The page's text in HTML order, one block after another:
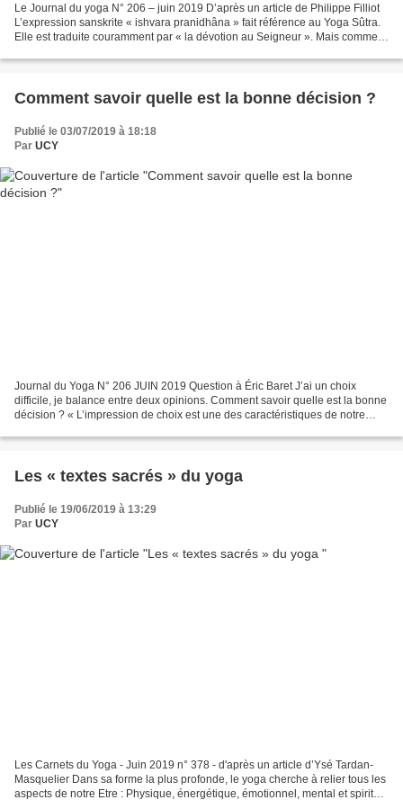
Le Journal du yoga N° 206 – juin 2019 D’après un article de Philippe Filliot
L’expression sanskrite « ishvara pranidhâna » fait référence au Yoga Sûtra.
Elle est traduite couramment par « la dévotion au Seigneur ». Mais comment
Comment savoir quelle est la bonne décision ?
Publié le 03/07/2019 à 18:18
Par UCY
Journal du Yoga N° 206 JUIN 2019 Question à Éric Baret J’ai un choix
difficile, je balance entre deux opinions. Comment savoir quelle est la bonne
décision ? « L’impression de choix est une des caractéristiques de notre
Les « textes sacrés » du yoga
Publié le 19/06/2019 à 13:29
Par UCY
Les Carnets du Yoga - Juin 2019 n° 378 - d'après un article d’Ysé Tardan-
Masquelier Dans sa forme la plus profonde, le yoga cherche à relier tous les
aspects de notre Etre : Physique, énergétique, émotionnel, mental et spirituel